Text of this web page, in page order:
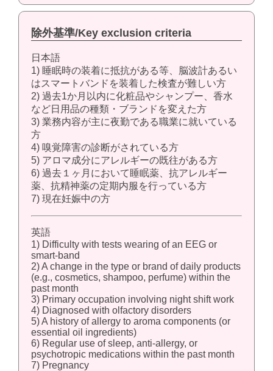
除外基準/Key exclusion criteria
日本語
1) 睡眠時の装着に抵抗がある等、脳波計あるい
はスマートバンドを装着した検査が難しい方
2) 過去1か月以内に化粧品やシャンプー、香水
など日用品の種類・ブランドを変えた方
3) 業務内容が主に夜勤である職業に就いている
方
4) 嗅覚障害の診断がされている方
5) アロマ成分にアレルギーの既往がある方
6) 過去１ヶ月において睡眠薬、抗アレルギー
薬、抗精神薬の定期内服を行っている方
7) 現在妊娠中の方
英語
1) Difficulty with tests wearing of an EEG or
smart-band
2) A change in the type or brand of daily products
(e.g., cosmetics, shampoo, perfume) within the
past month
3) Primary occupation involving night shift work
4) Diagnosed with olfactory disorders
5) A history of allergy to aroma components (or
essential oil ingredients)
6) Regular use of sleep, anti-allergy, or
psychotropic medications within the past month
7) Pregnancy